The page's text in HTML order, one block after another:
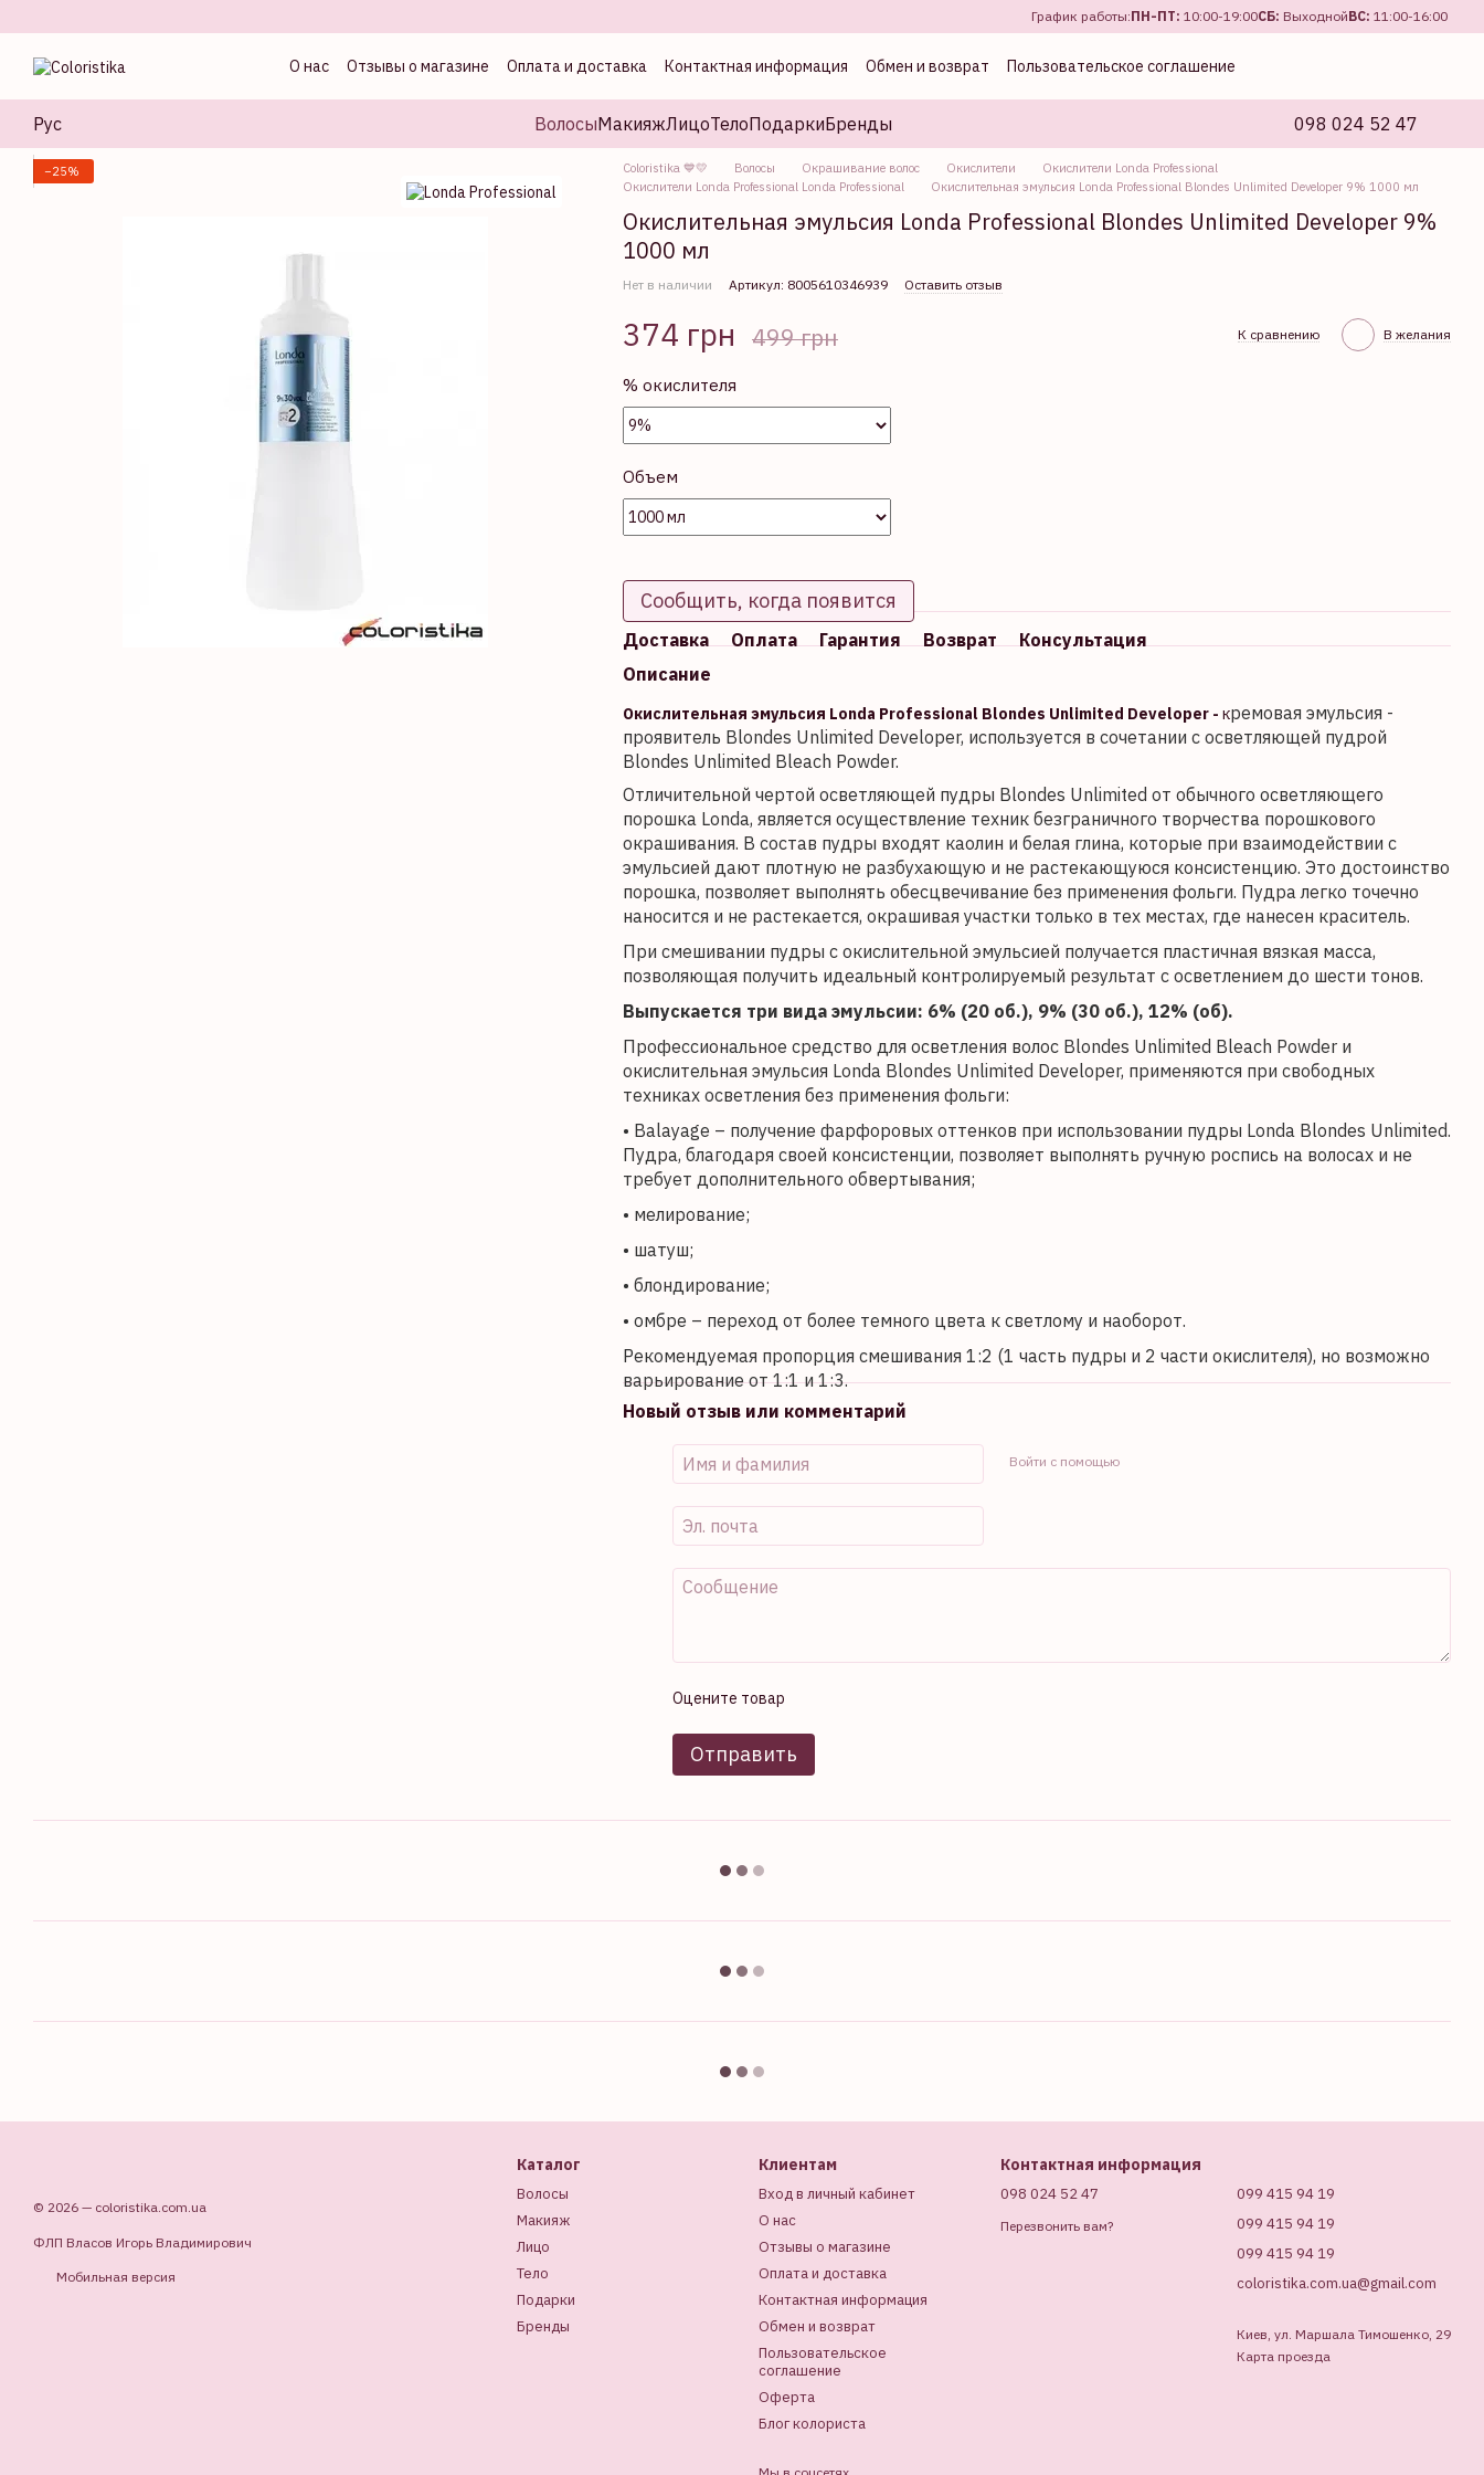
График работы:ПН-ПТ: 10:00-19:00СБ: ВыходнойВС: 11:00-16:00
О нас Отзывы о магазине Оплата и доставка Контактная информация Обмен и возврат
Пользовательское соглашение
Рус ВолосыМакияжЛицоТелоПодаркиБренды 098 024 52 47
−25% Coloristika 💙💛 Волосы Окрашивание волос Окислители
Окислители Londa Professional
Окислители Londa Professional Londa Professional
Окислительная эмульсия Londa Professional Blondes Unlimited Developer 9% 1000 мл
Окислительная эмульсия Londa Professional Blondes Unlimited Developer 9%
1000 мл
Нет в наличии Артикул: 8005610346939 Оставить отзыв
374 грн 499 грн К сравнению В желания
% окислителя
Объем
Сообщить, когда появится
Доставка Оплата Гарантия Возврат
Консультация
Описание
Окислительная эмульсия Londa Professional Blondes Unlimited Developer - кремовая эмульсия -
проявитель Blondes Unlimited Developer, используется в сочетании с осветляющей пудрой
Blondes Unlimited Bleach Powder.
Отличительной чертой осветляющей пудры Blondes Unlimited от обычного осветляющего
порошка Londa, является осуществление техник безграничного творчества порошкового
окрашивания. В состав пудры входят каолин и белая глина, которые при взаимодействии с
эмульсией дают плотную не разбухающую и не растекающуюся консистенцию. Это достоинство
порошка, позволяет выполнять обесцвечивание без применения фольги. Пудра легко точечно
наносится и не растекается, окрашивая участки только в тех местах, где нанесен краситель.
При смешивании пудры с окислительной эмульсией получается пластичная вязкая масса,
позволяющая получить идеальный контролируемый результат с осветлением до шести тонов.
Выпускается три вида эмульсии: 6% (20 об.), 9% (30 об.), 12% (об).
Профессиональное средство для осветления волос Blondes Unlimited Bleach Powder и
окислительная эмульсия Londa Blondes Unlimited Developer, применяются при свободных
техниках осветления без применения фольги:
• Balayage – получение фарфоровых оттенков при использовании пудры Londa Blondes Unlimited.
Пудра, благодаря своей консистенции, позволяет выполнять ручную роспись на волосах и не
требует дополнительного обвертывания;
• мелирование;
• шатуш;
• блондирование;
• омбре – переход от более темного цвета к светлому и наоборот.
Рекомендуемая пропорция смешивания 1:2 (1 часть пудры и 2 части окислителя), но возможно
варьирование от 1:1 и 1:3.
Новый отзыв или комментарий
Войти с помощью
Оцените товар
Отправить
© 2026 — coloristika.com.ua
ФЛП Власов Игорь Владимирович
Мобильная версия
Каталог
Волосы
Макияж
Лицо
Тело
Подарки
Бренды
Клиентам
Вход в личный кабинет
О нас
Отзывы о магазине
Оплата и доставка
Контактная информация
Обмен и возврат
Пользовательское
соглашение
Оферта
Блог колориста
Контактная информация
098 024 52 47
Перезвонить вам?
099 415 94 19
099 415 94 19
099 415 94 19
coloristika.com.ua@gmail.com
Киев, ул. Маршала Тимошенко, 29
Карта проезда